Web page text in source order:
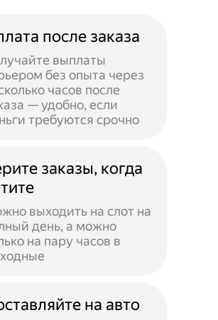
после заказа
выплаты
без опыта через
часов после
— удобно, если
требуются срочно
заказы, когда
выходить на слот на
день, а можно
на пару часов в
на авто